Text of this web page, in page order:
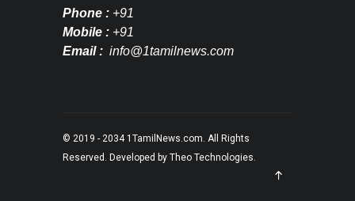
Phone : +91
Mobile : +91
Email : info@1tamilnews.com
© 2019 - 2034 1TamilNews.com. All Rights
Reserved. Developed by Theo Technologies.